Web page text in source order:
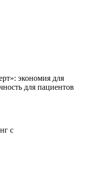
экономия для
для пациентов
с